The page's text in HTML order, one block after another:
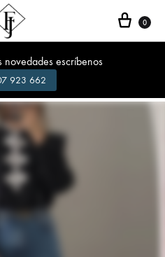
novedades escríbenos
923 662
Cesta
0